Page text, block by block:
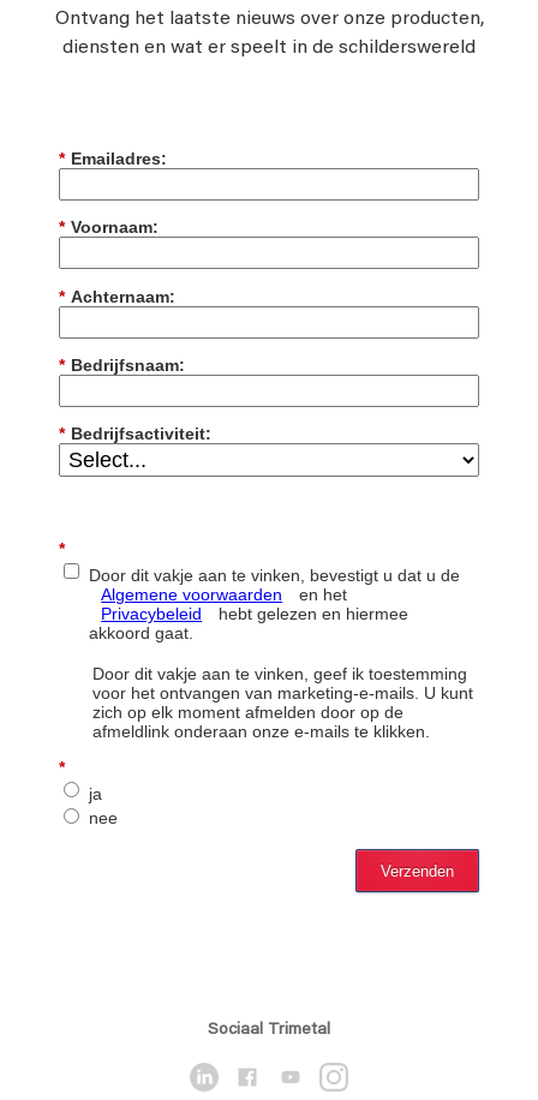
Ontvang het laatste nieuws over onze producten,
diensten en wat er speelt in de schilderswereld
Sociaal Trimetal